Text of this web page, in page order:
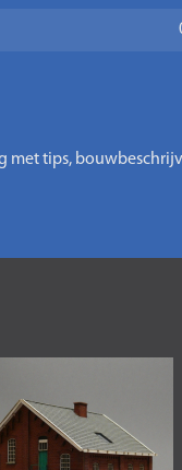
met tips,